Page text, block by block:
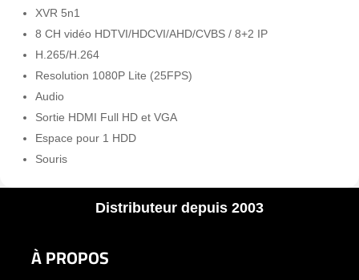
XVR 5n1
8 CH vidéo HDTVI/HDCVI/AHD/CVBS / 8+2 IP
H.265/H.264
Resolution 1080P Lite (25FPS)
Audio
Sortie HDMI Full HD et VGA
Espace pour 1 HDD
Souris
Distributeur depuis 2003
À PROPOS